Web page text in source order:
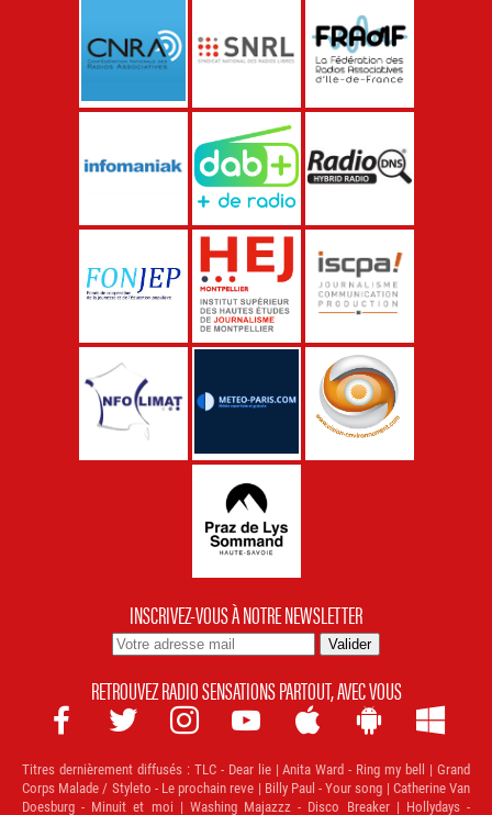
INSCRIVEZ-VOUS À NOTRE NEWSLETTER
RETROUVEZ RADIO SENSATIONS PARTOUT, AVEC VOUS
      
Titres dernièrement diffusés :TLC - Dear lie | Anita Ward - Ring my bell | Grand
Corps Malade / Styleto - Le prochain reve | Billy Paul - Your song | Catherine Van
Doesburg - Minuit et moi | Washing Majazzz - Disco Breaker | Hollydays -